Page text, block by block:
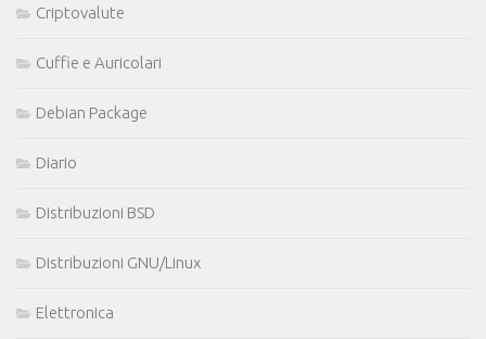
Criptovalute
Cuffie e Auricolari
Debian Package
Diario
Distribuzioni BSD
Distribuzioni GNU/Linux
Elettronica